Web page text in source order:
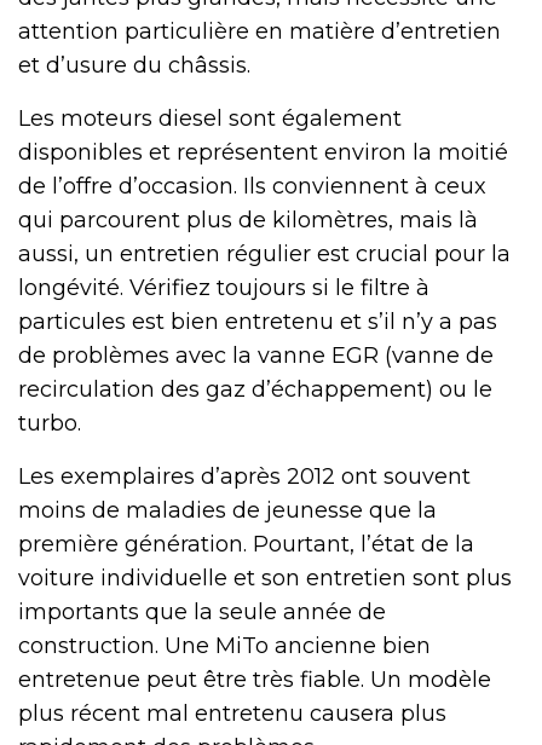
attention particulière en matière d’entretien
et d’usure du châssis.
Les moteurs diesel sont également
disponibles et représentent environ la moitié
de l’offre d’occasion. Ils conviennent à ceux
qui parcourent plus de kilomètres, mais là
aussi, un entretien régulier est crucial pour la
longévité. Vérifiez toujours si le filtre à
particules est bien entretenu et s’il n’y a pas
de problèmes avec la vanne EGR (vanne de
recirculation des gaz d’échappement) ou le
turbo.
Les exemplaires d’après 2012 ont souvent
moins de maladies de jeunesse que la
première génération. Pourtant, l’état de la
voiture individuelle et son entretien sont plus
importants que la seule année de
construction. Une MiTo ancienne bien
entretenue peut être très fiable. Un modèle
plus récent mal entretenu causera plus